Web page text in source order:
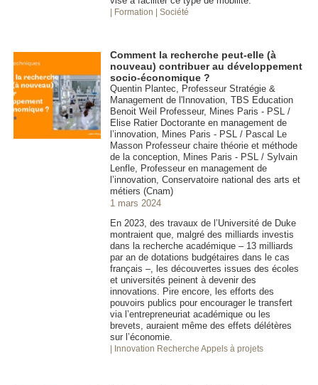
| Formation | Société
Comment la recherche peut-elle (à
nouveau) contribuer au développement
socio-économique ?
Quentin Plantec, Professeur Stratégie &
Management de l'Innovation, TBS Education
Benoit Weil Professeur, Mines Paris - PSL /
Elise Ratier Doctorante en management de
l’innovation, Mines Paris - PSL / Pascal Le
Masson Professeur chaire théorie et méthode
de la conception, Mines Paris - PSL / Sylvain
Lenfle, Professeur en management de
l’innovation, Conservatoire national des arts et
métiers (Cnam)
1 mars 2024
En 2023, des travaux de l’Université de Duke
montraient que, malgré des milliards investis
dans la recherche académique – 13 milliards
par an de dotations budgétaires dans le cas
français –, les découvertes issues des écoles
et universités peinent à devenir des
innovations. Pire encore, les efforts des
pouvoirs publics pour encourager le transfert
via l’entrepreneuriat académique ou les
brevets, auraient même des effets délétères
sur l’économie.
| Innovation Recherche Appels à projets